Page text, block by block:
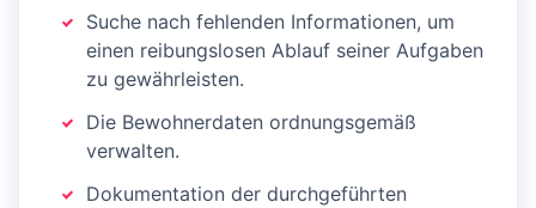
Suche nach fehlenden Informationen, um
einen reibungslosen Ablauf seiner Aufgaben
zu gewährleisten.
Die Bewohnerdaten ordnungsgemäß
verwalten.
Dokumentation der durchgeführten